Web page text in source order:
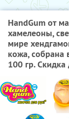
HandGum от
хамелеоны,
мире
кожа, собрана
100 гр. Скидка